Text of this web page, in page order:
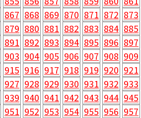
867 868 869 870 871 872 873
879 880 881 882 883 884 885
891 892 893 894 895 896 897
903 904 905 906 907 908 909
915 916 917 918 919 920 921
927 928 929 930 931 932 933
939 940 941 942 943 944 945
951 952 953 954 955 956 957